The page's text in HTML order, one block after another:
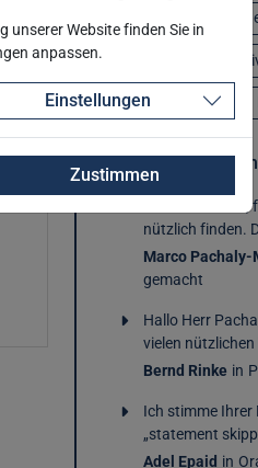
Patching /
Administration
Letzte
Hallo Her
nützlich finden.
Marco Pachaly-
gemacht
Hallo Herr
vielen
Bernd Rinke in
Ich stimme Ihrer
„statement
Adel Epaid in
Website finden Sie in
anpassen.
Einstellungen
Zustimmen